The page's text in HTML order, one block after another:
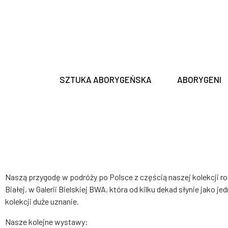
SZTUKA ABORYGEŃSKA ABORYGENI
Naszą przygodę w podróży po Polsce z częścią naszej kolekcji
Białej, w Galerii Bielskiej BWA, która od kilku dekad słynie jako
kolekcji duże uznanie.
Nasze kolejne wystawy: